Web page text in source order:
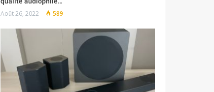
Août 26, 2022 589